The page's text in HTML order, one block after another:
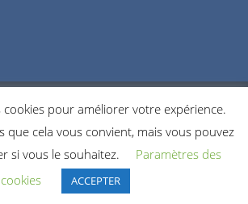
DE CONFIDENTIALITÉ
COOKIES
NOUS CONTACTER
by Accordeonistes.fr. All rights reserved.
cookies pour améliorer votre expérience.
que cela vous convient, mais vous pouvez
si vous le souhaitez.
Paramètres des
cookies
ACCEPTER